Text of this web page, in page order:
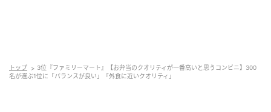
ンなどでお得感があるから。（56歳/男性）
トップ
3位『ファミリーマート』【お弁当のクオリティが一番高いと思うコンビニ】300
名が選ぶ1位に「バランスが良い」「外食に近いクオリティ」